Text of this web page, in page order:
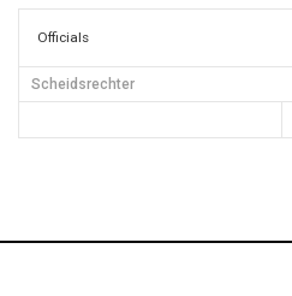
Officials
Scheidsrechter